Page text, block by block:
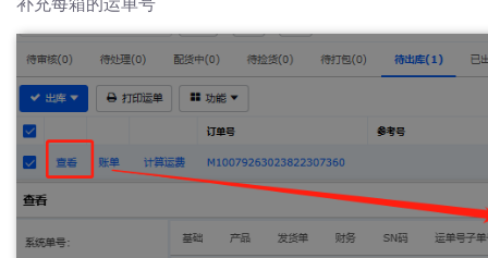
补充每箱的运单号